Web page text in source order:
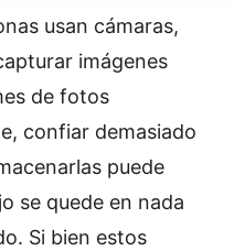
usan cámaras,
imágenes
de fotos
confiar demasiado
puede
se quede en nada
Si bien estos